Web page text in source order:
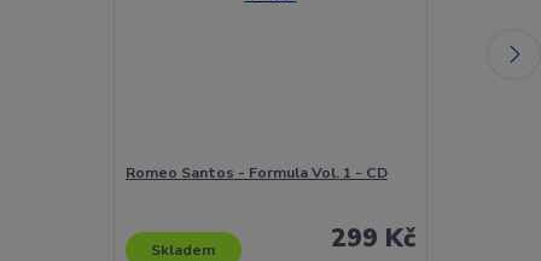
Romeo Santos - Formula Vol. 1 - CD
299 Kč
Skladem